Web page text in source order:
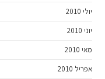
יולי 2010
יוני 2010
מאי 2010
אפריל 2010